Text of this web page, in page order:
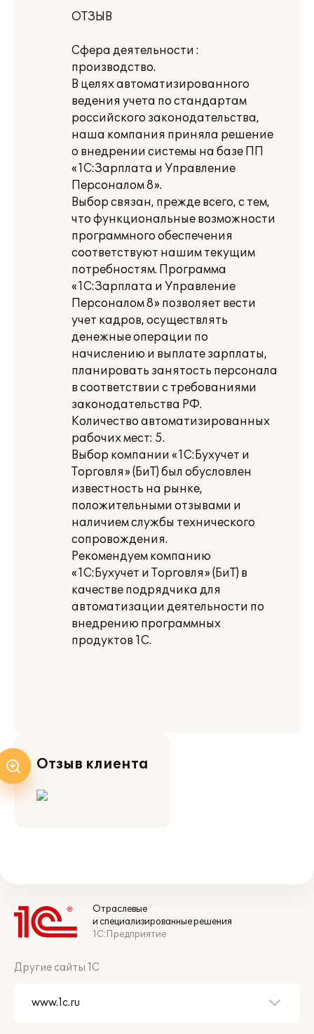
ОТЗЫВ
Сфера деятельности :
производство.
В целях автоматизированного
ведения учета по стандартам
российского законодательства,
наша компания приняла решение
о внедрении системы на базе ПП
«1С:Зарплата и Управление
Персоналом 8».
Выбор связан, прежде всего, с тем,
что функциональные возможности
программного обеспечения
соответствуют нашим текущим
потребностям. Программа
«1С:Зарплата и Управление
Персоналом 8» позволяет вести
учет кадров, осуществлять
денежные операции по
начислению и выплате зарплаты,
планировать занятость персонала
в соответствии с требованиями
законодательства РФ.
Количество автоматизированных
рабочих мест: 5.
Выбор компании «1С:Бухучет и
Торговля» (БиТ) был обусловлен
известность на рынке,
положительными отзывами и
наличием службы технического
сопровождения.
Рекомендуем компанию
«1С:Бухучет и Торговля» (БиТ) в
качестве подрядчика для
автоматизации деятельности по
внедрению программных
продуктов 1С.
Отзыв клиента
Отраслевые
и специализированные решения
1С:Предприятие
Другие сайты 1С